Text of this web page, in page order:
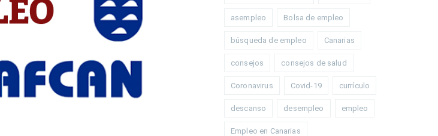
asempleo Bolsa de empleo
búsqueda de empleo Canarias
consejos consejos de salud
Coronavirus Covid-19 currículo
descanso desempleo empleo
Empleo en Canarias